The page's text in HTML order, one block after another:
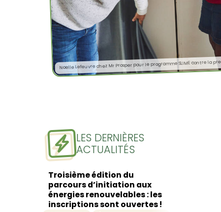
LES DERNIÈRES
ACTUALITÉS
Troisième édition du
parcours d’initiation aux
énergies renouvelables : les
inscriptions sont ouvertes !